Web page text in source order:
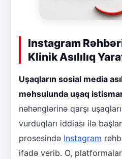
Instagram
Klinik Asılılıq
Uşaqların sosial media
məhsulunda uşaq
nəhənglərinə qarşı
vurduqları iddiası ilə
prosesində Instagram
ifadə verib. O,